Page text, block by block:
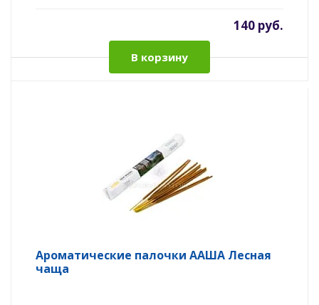
140 руб.
В корзину
Ароматические палочки ААША Лесная
чаща